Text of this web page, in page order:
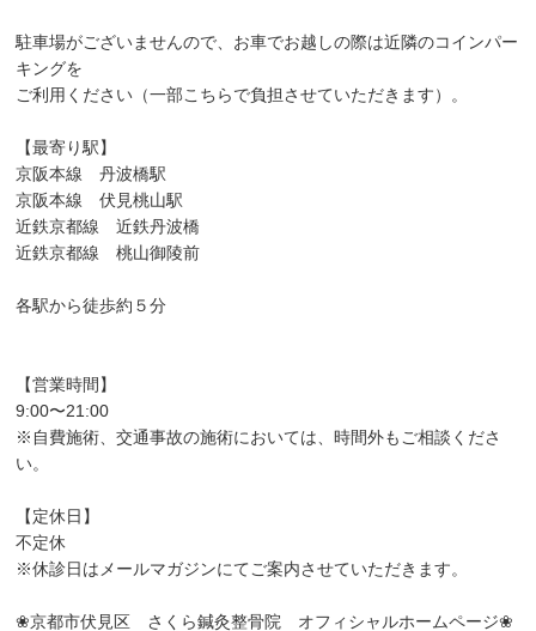
駐車場がございませんので、お車でお越しの際は近隣のコインパー
キングを
ご利用ください（一部こちらで負担させていただきます）。
【最寄り駅】
京阪本線 丹波橋駅
京阪本線 伏見桃山駅
近鉄京都線 近鉄丹波橋
近鉄京都線 桃山御陵前
各駅から徒歩約５分
【営業時間】
9:00〜21:00
※自費施術、交通事故の施術においては、時間外もご相談くださ
い。
【定休日】
不定休
※休診日はメールマガジンにてご案内させていただきます。
❀京都市伏見区 さくら鍼灸整骨院 オフィシャルホームページ❀